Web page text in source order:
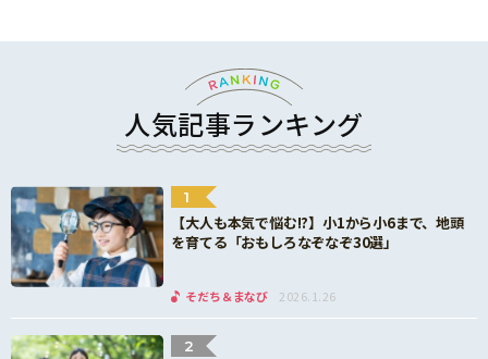
人気記事ランキング
1
【大人も本気で悩む!?】小1から小6まで、地頭
を育てる「おもしろなぞなぞ30選」
そだち＆まなび 2026.1.26
2